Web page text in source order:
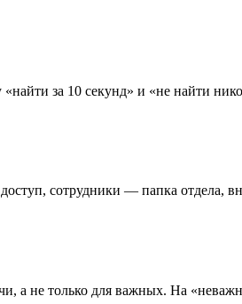
за 10 секунд» и «не найти
сотрудники — папка отдела,
не только для важных. На